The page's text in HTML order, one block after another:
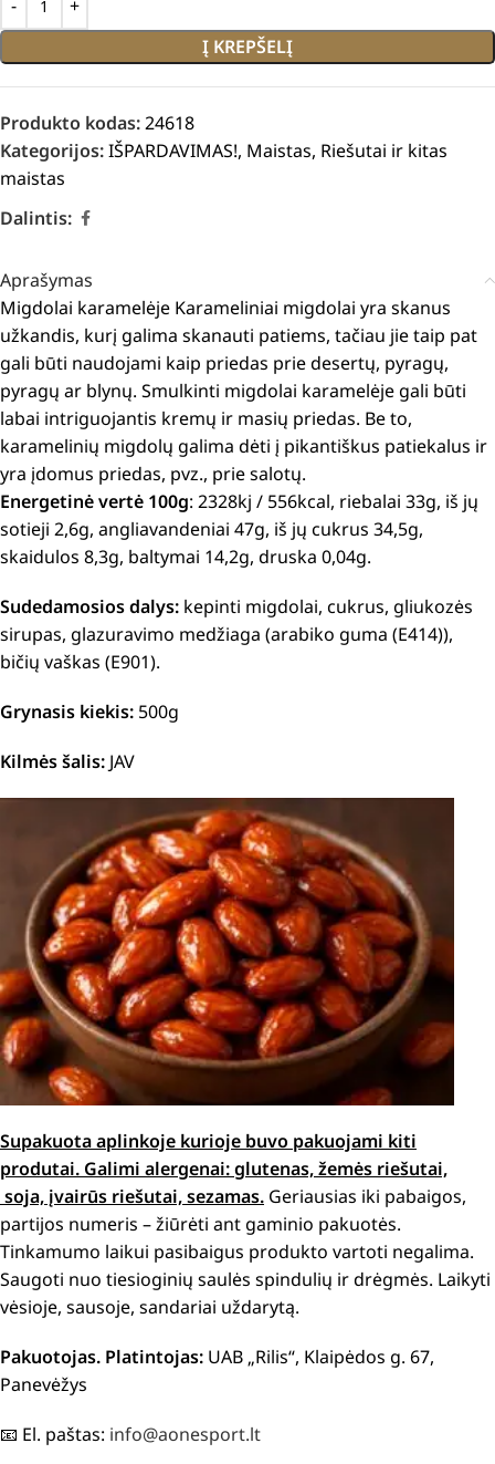
Į KREPŠELĮ
Produkto kodas:24618
Kategorijos:IŠPARDAVIMAS!, Maistas, Riešutai ir kitas
maistas
Dalintis:
Aprašymas
Migdolai karamelėje Karameliniai migdolai yra skanus
užkandis, kurį galima skanauti patiems, tačiau jie taip pat
gali būti naudojami kaip priedas prie desertų, pyragų,
pyragų ar blynų. Smulkinti migdolai karamelėje gali būti
labai intriguojantis kremų ir masių priedas. Be to,
karamelinių migdolų galima dėti į pikantiškus patiekalus ir
yra įdomus priedas, pvz., prie salotų.
Energetinė vertė 100g: 2328kj / 556kcal, riebalai 33g, iš jų
sotieji 2,6g, angliavandeniai 47g, iš jų cukrus 34,5g,
skaidulos 8,3g, baltymai 14,2g, druska 0,04g.
Sudedamosios dalys: kepinti migdolai, cukrus, gliukozės
sirupas, glazuravimo medžiaga (arabiko guma (E414)),
bičių vaškas (E901).
Grynasis kiekis: 500g
Kilmės šalis: JAV
Supakuota aplinkoje kurioje buvo pakuojami kiti
produtai. Galimi alergenai: glutenas, žemės riešutai,
soja, įvairūs riešutai, sezamas. Geriausias iki pabaigos,
partijos numeris – žiūrėti ant gaminio pakuotės.
Tinkamumo laikui pasibaigus produkto vartoti negalima.
Saugoti nuo tiesioginių saulės spindulių ir drėgmės. Laikyti
vėsioje, sausoje, sandariai uždarytą.
Pakuotojas. Platintojas: UAB „Rilis“, Klaipėdos g. 67,
Panevėžys
📧 El. paštas: info@aonesport.lt